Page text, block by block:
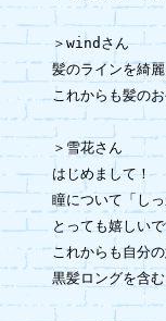
＞windさん
髪のラインを綺麗
これからも髪の
＞雪花さん
はじめまして！
瞳について「し
とっても嬉しい
これからも自分
黒髪ロングを含